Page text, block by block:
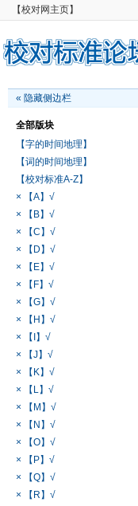
【校对网主页】
« 隐藏侧边栏
全部版块
【字的时间地理】
【词的时间地理】
【校对标准A-Z】
× 【A】√
× 【B】√
× 【C】√
× 【D】√
× 【E】√
× 【F】√
× 【G】√
× 【H】√
× 【I】√
× 【J】√
× 【K】√
× 【L】√
× 【M】√
× 【N】√
× 【O】√
× 【P】√
× 【Q】√
× 【R】√